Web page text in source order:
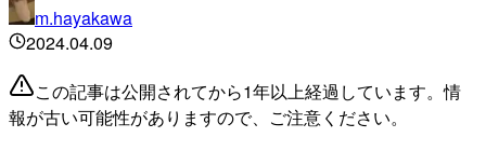
m.hayakawa
2024.04.09
この記事は公開されてから1年以上経過しています。情
報が古い可能性がありますので、ご注意ください。